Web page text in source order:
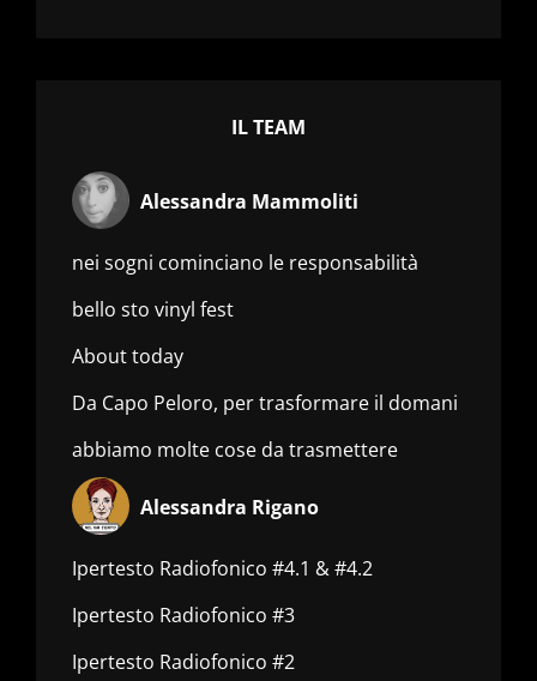
IL TEAM
Alessandra Mammoliti
nei sogni cominciano le responsabilità
bello sto vinyl fest
About today
Da Capo Peloro, per trasformare il domani
abbiamo molte cose da trasmettere
Alessandra Rigano
Ipertesto Radiofonico #4.1 & #4.2
Ipertesto Radiofonico #3
Ipertesto Radiofonico #2